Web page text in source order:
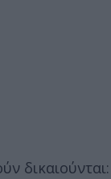
δικαιούνται: